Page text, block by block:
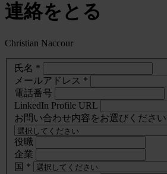
連絡をとる
Christian Naccour
氏名 *
メールアドレス *
電話番号
LinkedIn Profile URL
お問い合わせ内容をお選びくださ
役職
企業
国 *